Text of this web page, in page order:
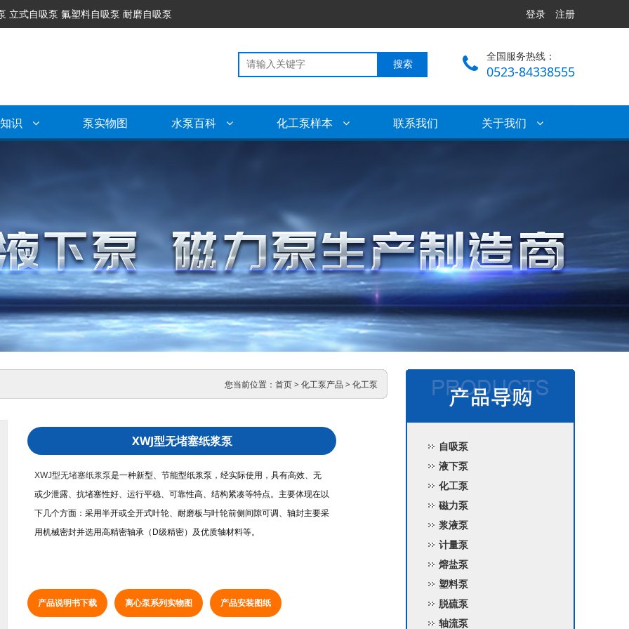
立式自吸泵 氟塑料自吸泵 耐磨自吸泵 登录 注册
全国服务热线：
0523-84338555
搜索
识 泵实物图 水泵百科 化工泵样本 联系我们 关于我们
您当前位置： 首页>化工泵产品 >化工泵
XWJ型无堵塞纸浆泵
XWJ型无堵塞纸浆泵是一种新型、节能型纸浆泵，经实际使用，具有高效、无
或少泄露、抗堵塞性好、运行平稳、可靠性高、结构紧凑等特点。主要体现在以
下几个方面：采用半开或全开式叶轮、耐磨板与叶轮前侧间隙可调、轴封主要采
用机械密封并选用高精密轴承（D级精密）及优质轴材料等。
产品说明书下载 离心泵系列实物图 产品安装图纸
自吸泵
液下泵
化工泵
磁力泵
浆液泵
计量泵
熔盐泵
塑料泵
脱硫泵
轴流泵